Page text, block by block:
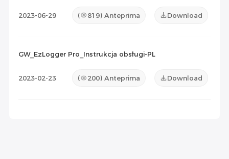
2023-06-29 ( 819) Anteprima Download
GW_EzLogger Pro_Instrukcja obsługi-PL
2023-02-23 ( 200) Anteprima Download